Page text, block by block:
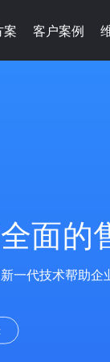
案 客户案例
面的
一代技术帮助